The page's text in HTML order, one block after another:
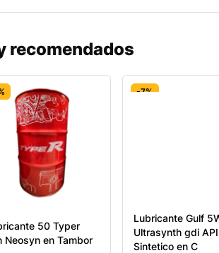
recomendados
50 Typer
Neosyn en Tambor
-7%
Lubricante Gulf
Ultrasynth gdi
Sintetico en C